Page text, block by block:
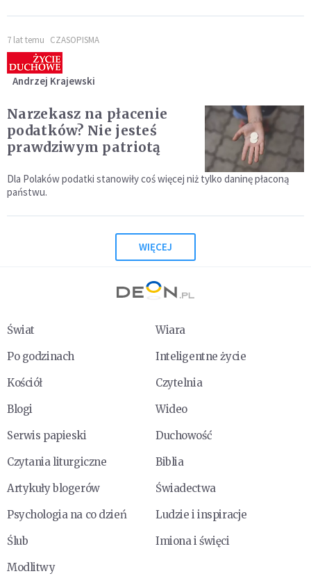
7 lat temu CZASOPISMA
Andrzej Krajewski
Narzekasz na płacenie
podatków? Nie jesteś
prawdziwym patriotą
Dla Polaków podatki stanowiły coś więcej niż tylko daninę płaconą
państwu.
WIĘCEJ
Świat
Wiara
Po godzinach
Inteligentne życie
Kościół
Czytelnia
Blogi
Wideo
Serwis papieski
Duchowość
Czytania liturgiczne
Biblia
Artykuły blogerów
Świadectwa
Psychologia na co dzień
Ludzie i inspiracje
Ślub
Imiona i święci
Modlitwy